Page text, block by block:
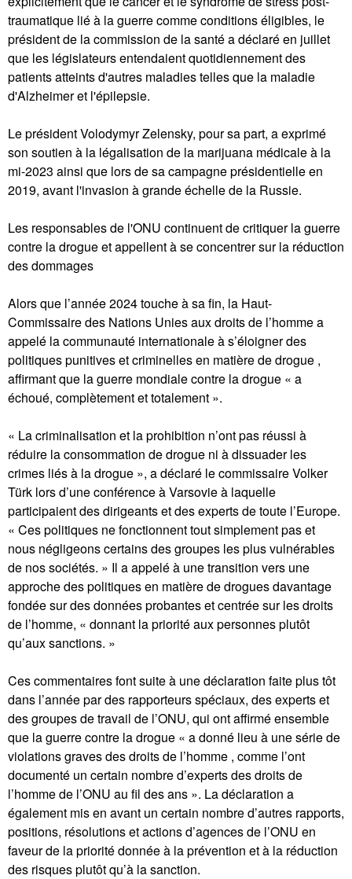
traumatique lié à la guerre comme conditions éligibles, le
président de la commission de la santé a déclaré en juillet
que les législateurs entendaient quotidiennement des
patients atteints d'autres maladies telles que la maladie
d'Alzheimer et l'épilepsie.
Le président Volodymyr Zelensky, pour sa part, a exprimé
son soutien à la légalisation de la marijuana médicale à la
mi-2023 ainsi que lors de sa campagne présidentielle en
2019, avant l'invasion à grande échelle de la Russie.
Les responsables de l'ONU continuent de critiquer la guerre
contre la drogue et appellent à se concentrer sur la réduction
des dommages
Alors que l’année 2024 touche à sa fin, la Haut-
Commissaire des Nations Unies aux droits de l’homme a
appelé la communauté internationale à s’éloigner des
politiques punitives et criminelles en matière de drogue ,
affirmant que la guerre mondiale contre la drogue « a
échoué, complètement et totalement ».
« La criminalisation et la prohibition n’ont pas réussi à
réduire la consommation de drogue ni à dissuader les
crimes liés à la drogue », a déclaré le commissaire Volker
Türk lors d’une conférence à Varsovie à laquelle
participaient des dirigeants et des experts de toute l’Europe.
« Ces politiques ne fonctionnent tout simplement pas et
nous négligeons certains des groupes les plus vulnérables
de nos sociétés. » Il a appelé à une transition vers une
approche des politiques en matière de drogues davantage
fondée sur des données probantes et centrée sur les droits
de l’homme, « donnant la priorité aux personnes plutôt
qu’aux sanctions. »
Ces commentaires font suite à une déclaration faite plus tôt
dans l’année par des rapporteurs spéciaux, des experts et
des groupes de travail de l’ONU, qui ont affirmé ensemble
que la guerre contre la drogue « a donné lieu à une série de
violations graves des droits de l’homme , comme l’ont
documenté un certain nombre d’experts des droits de
l’homme de l’ONU au fil des ans ». La déclaration a
également mis en avant un certain nombre d’autres rapports,
positions, résolutions et actions d’agences de l’ONU en
faveur de la priorité donnée à la prévention et à la réduction
des risques plutôt qu’à la sanction.